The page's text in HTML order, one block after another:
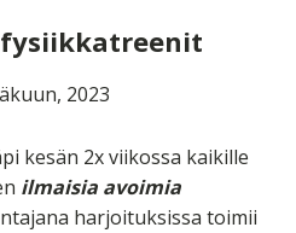
fysiikkatreenit
2023
kesän 2x viikossa kaikille
ilmaisia avoimia
harjoituksissa toimii